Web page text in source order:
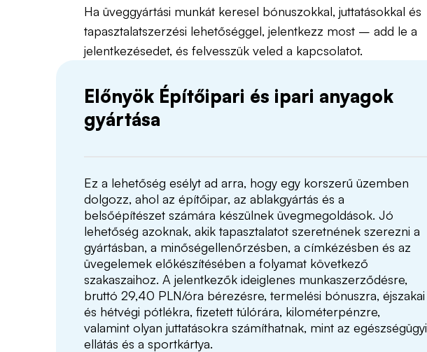
Ha üveggyártási munkát keresel bónuszokkal, juttatásokkal és
tapasztalatszerzési lehetőséggel, jelentkezz most – add le a
jelentkezésedet, és felvesszük veled a kapcsolatot.
Előnyök Építőipari és ipari anyagok
gyártása
Ez a lehetőség esélyt ad arra, hogy egy korszerű üzemben
dolgozz, ahol az építőipar, az ablakgyártás és a
belsőépítészet számára készülnek üvegmegoldások. Jó
lehetőség azoknak, akik tapasztalatot szeretnének szerezni a
gyártásban, a minőségellenőrzésben, a címkézésben és az
üvegelemek előkészítésében a folyamat következő
szakaszaihoz. A jelentkezők ideiglenes munkaszerződésre,
bruttó 29,40 PLN/óra bérezésre, termelési bónuszra, éjszakai
és hétvégi pótlékra, fizetett túlórára, kilométerpénzre,
valamint olyan juttatásokra számíthatnak, mint az egészségügyi
ellátás és a sportkártya.